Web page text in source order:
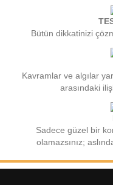
Bütün dikkatinizi
Kavramlar ve algılar
arasındaki
Sadece güzel bir
olamazsınız;